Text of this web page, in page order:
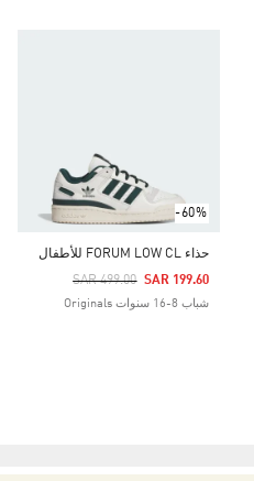
-60%
حذاء FORUM LOW CL للأطفال
Price Reduced From
SAR 499.00
To SAR 199.60
شباب 8-16 سنوات Originals